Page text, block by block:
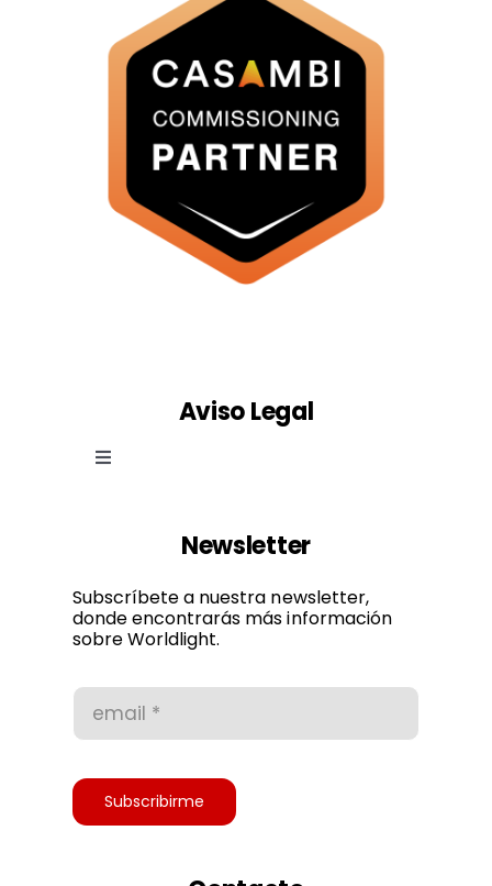
Aviso Legal
Toggle
Política de privacidad
Accesibilidad
Newsletter
Subscríbete a nuestra newsletter,
donde encontrarás más información
sobre Worldlight.
Subscribirme